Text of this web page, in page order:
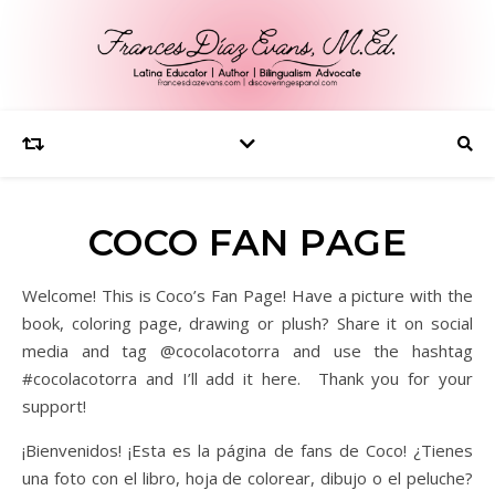
COCO FAN PAGE
Welcome! This is Coco’s Fan Page! Have a picture with the
book, coloring page, drawing or plush? Share it on social
media and tag @cocolacotorra and use the hashtag
#cocolacotorra and I’ll add it here. Thank you for your
support!
¡Bienvenidos! ¡Esta es la página de fans de Coco! ¿Tienes
una foto con el libro, hoja de colorear, dibujo o el peluche?